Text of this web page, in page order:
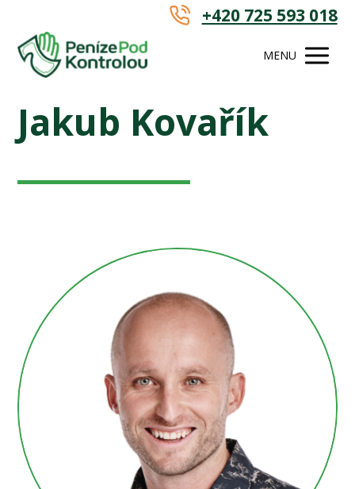
+420 725 593 018
MENU
Jakub Kovařík